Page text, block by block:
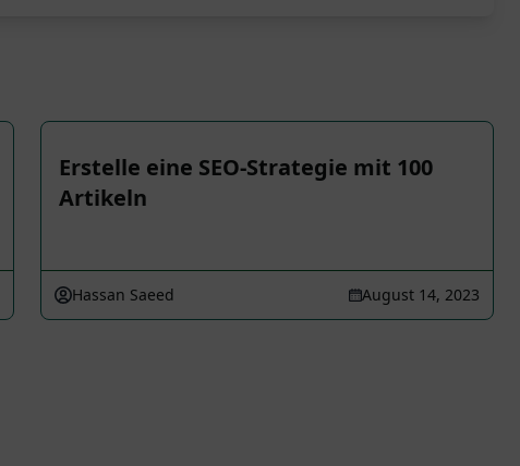
Erstelle eine SEO-Strategie mit 100
Artikeln
Hassan Saeed August 14, 2023